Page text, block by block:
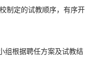
制定的试教顺序，有序开
组根据聘任方案及试教结